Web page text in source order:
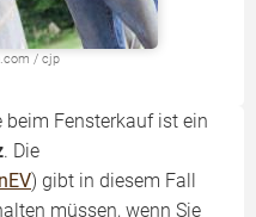
/ cjp
beim Fensterkauf ist ein
. Die
) gibt in diesem Fall
müssen, wenn Sie